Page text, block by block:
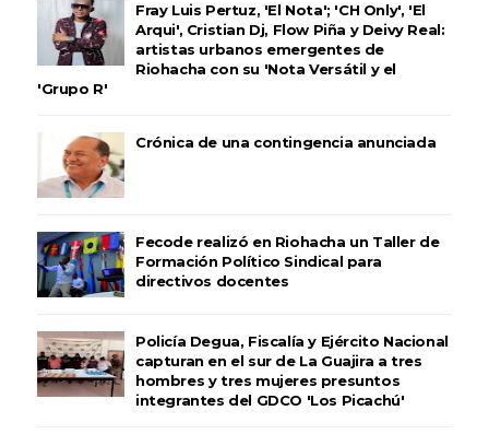
Fray Luis Pertuz, 'El Nota'; 'CH Only', 'El
Arqui', Cristian Dj, Flow Piña y Deivy Real:
artistas urbanos emergentes de
Riohacha con su 'Nota Versátil y el
'Grupo R'
Crónica de una contingencia anunciada
Fecode realizó en Riohacha un Taller de
Formación Político Sindical para
directivos docentes
Policía Degua, Fiscalía y Ejército Nacional
capturan en el sur de La Guajira a tres
hombres y tres mujeres presuntos
integrantes del GDCO 'Los Picachú'